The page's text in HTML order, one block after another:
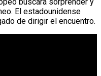
buscará sorprender y
El estadounidense
de dirigir el encuentro.